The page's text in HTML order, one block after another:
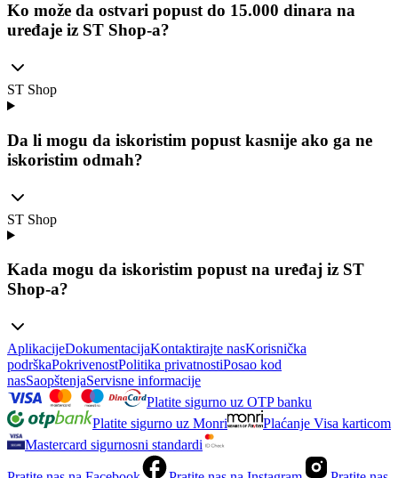
Ko može da ostvari popust do 15.000 dinara na
uređaje iz ST Shop-a?
ST Shop
Da li mogu da iskoristim popust kasnije ako ga ne
iskoristim odmah?
ST Shop
Kada mogu da iskoristim popust na uređaj iz ST
Shop-a?
AplikacijeDokumentacijaKontaktirajte nasKorisnička
podrškaPokrivenostPolitika privatnostiPosao kod
nasSaopštenjaServisne informacije
Platite sigurno uz OTP banku
Platite sigurno uz Monri
Plaćanje Visa karticom
Mastercard sigurnosni standardi